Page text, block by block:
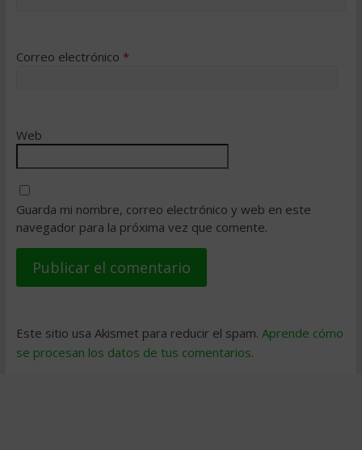
Correo electrónico *
Web
Guarda mi nombre, correo electrónico y web en este
navegador para la próxima vez que comente.
Este sitio usa Akismet para reducir el spam. Aprende cómo
se procesan los datos de tus comentarios.